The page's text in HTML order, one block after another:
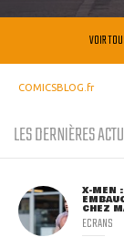
VOIR
COMICSBLOG.fr
LES DERNIÈRES
X-MEN :
CHEZ
ECRANS